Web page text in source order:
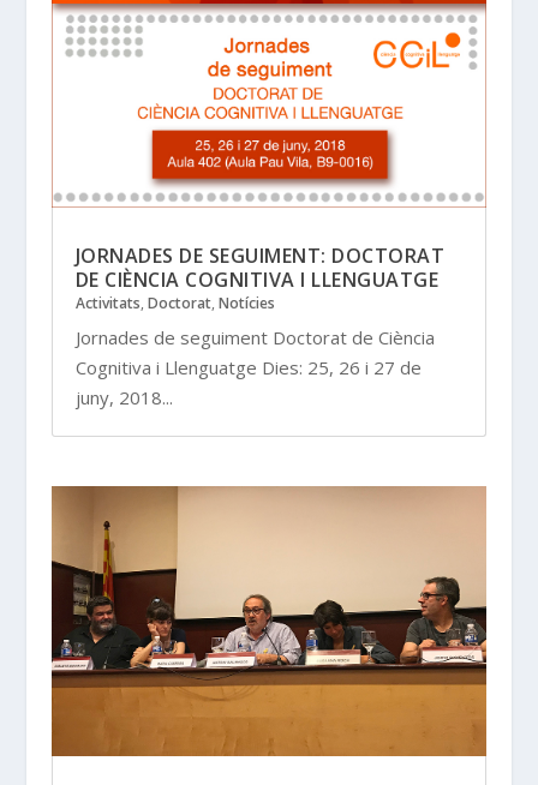
JORNADES DE SEGUIMENT: DOCTORAT
DE CIÈNCIA COGNITIVA I LLENGUATGE
Activitats, Doctorat, Notícies
Jornades de seguiment Doctorat de Ciència
Cognitiva i Llenguatge Dies: 25, 26 i 27 de
juny, 2018...